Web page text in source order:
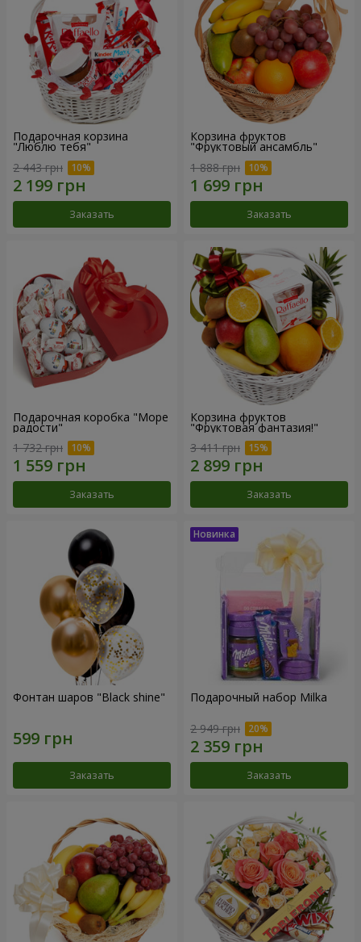
Подарочная корзина
"Люблю тебя"
2 443 грн
Заказать
Корзина фруктов
"Фруктовый ансамбль"
1 888 грн
Заказать
Подарочная коробка "Море
радости"
1 732 грн
Заказать
Корзина фруктов
"Фруктовая фантазия!"
3 411 грн
Заказать
Фонтан шаров "Black shine"
Заказать
Подарочный набор Milka
2 949 грн
Заказать